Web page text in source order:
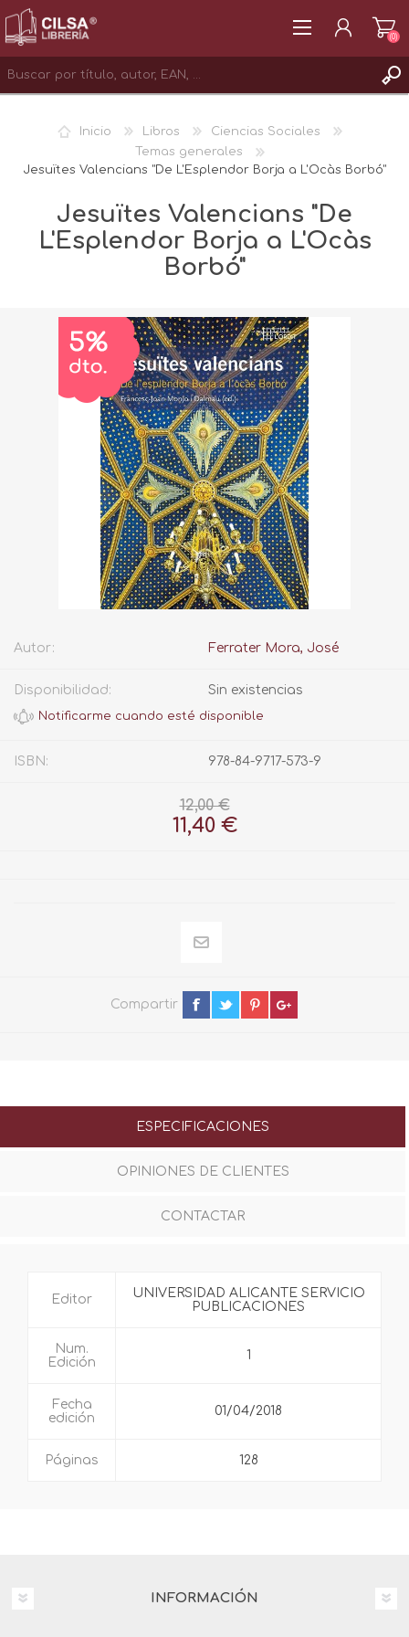
INICIAR SESIÓN
(0)
Inicio Libros
Ciencias Sociales
Temas generales
Jesuïtes Valencians "De L'Esplendor Borja a L'Ocàs Borbó"
Jesuïtes Valencians "De
L'Esplendor Borja a L'Ocàs
Borbó"
Autor: Ferrater Mora, José
Disponibilidad: Sin existencias
ISBN: 978-84-9717-573-9
12,00 €
11,40 €
Compartir
ESPECIFICACIONES
OPINIONES DE CLIENTES
CONTACTAR
Editor
UNIVERSIDAD ALICANTE SERVICIO
PUBLICACIONES
Num.
Edición
1
Fecha
edición
01/04/2018
Páginas 128
INFORMACIÓN